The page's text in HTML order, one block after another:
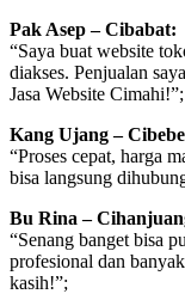
Pak Asep – Cibabat:
“Saya buat website
diakses. Penjualan
Jasa Website Cimahi!”;
Kang Ujang –
“Proses cepat, harga
bisa langsung
Bu Rina –
“Senang banget bisa
profesional dan
kasih!”;